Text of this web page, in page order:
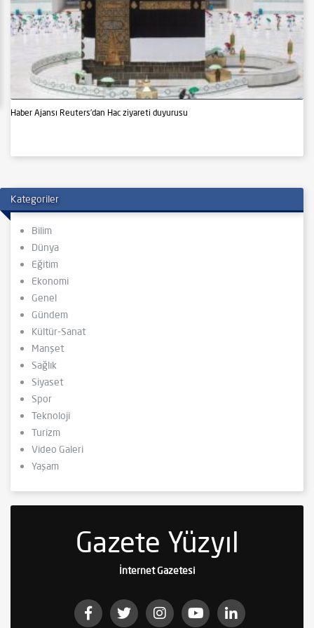
Haber Ajansı Reuters’dan Hac ziyareti duyurusu
Kategoriler
Bilim
Dünya
Eğitim
Ekonomi
Genel
Gündem
Kültür-Sanat
Manşet
Sağlık
Siyaset
Spor
Teknoloji
Turizm
Video Galeri
Yaşam
Gazete Yüzyıl
İnternet Gazetesi